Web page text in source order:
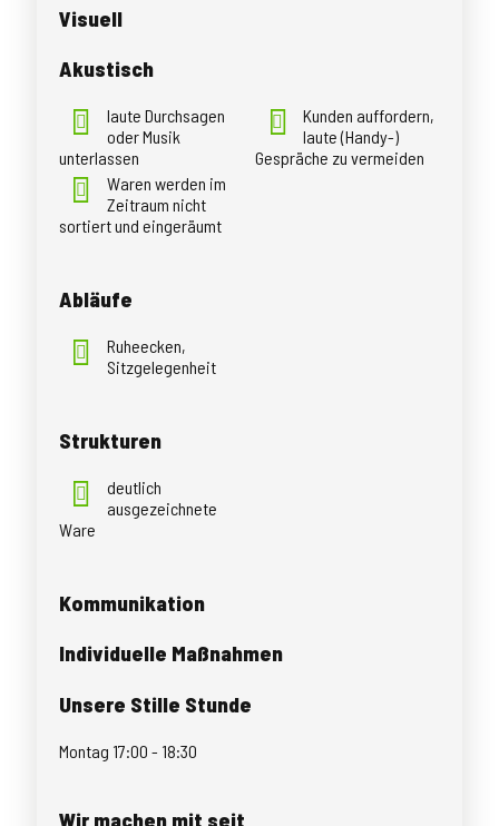
Visuell
Akustisch
laute Durchsagen
oder Musik
unterlassen
Kunden auffordern,
laute (Handy-)
Gespräche zu vermeiden
Waren werden im
Zeitraum nicht
sortiert und eingeräumt
Abläufe
Ruheecken,
Sitzgelegenheit
Strukturen
deutlich
ausgezeichnete
Ware
Kommunikation
Individuelle Maßnahmen
Unsere Stille Stunde
Montag 17:00 - 18:30
Wir machen mit seit